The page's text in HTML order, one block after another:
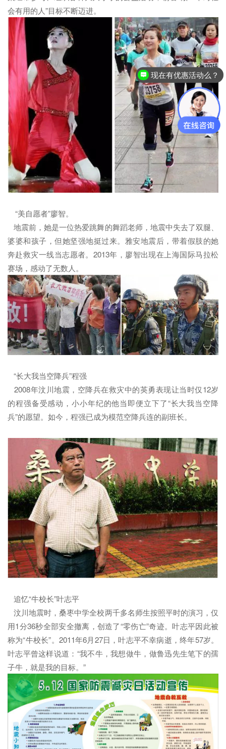
会有用的人”目标不断迈进。
“美自愿者”廖智。
地震前，她是一位热爱跳舞的舞蹈老师，地震中失去了双腿、
婆婆和孩子，但她坚强地挺过来。雅安地震后，带着假肢的她
奔赴救灾一线当志愿者。2013年，廖智出现在上海国际马拉松
赛场，感动了无数人。
“长大我当空降兵”程强
2008年汶川地震，空降兵在救灾中的英勇表现让当时仅12岁
的程强备受感动，小小年纪的他当即便立下了“长大我当空降
兵”的愿望。如今，程强已成为模范空降兵连的副班长。
追忆“牛校长”叶志平
汶川地震时，桑枣中学全校两千多名师生按照平时的演习，仅
用1分36秒全部安全撤离，创造了“零伤亡”奇迹。叶志平因此被
称为“牛校长”。2011年6月27日，叶志平不幸病逝，终年57岁。
叶志平曾这样说道：“我不牛，我想做牛，做鲁迅先生笔下的孺
子牛，就是我的目标。”
现在有优惠活动么？